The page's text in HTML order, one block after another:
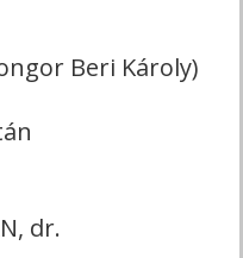
Beri Károly)
dr.